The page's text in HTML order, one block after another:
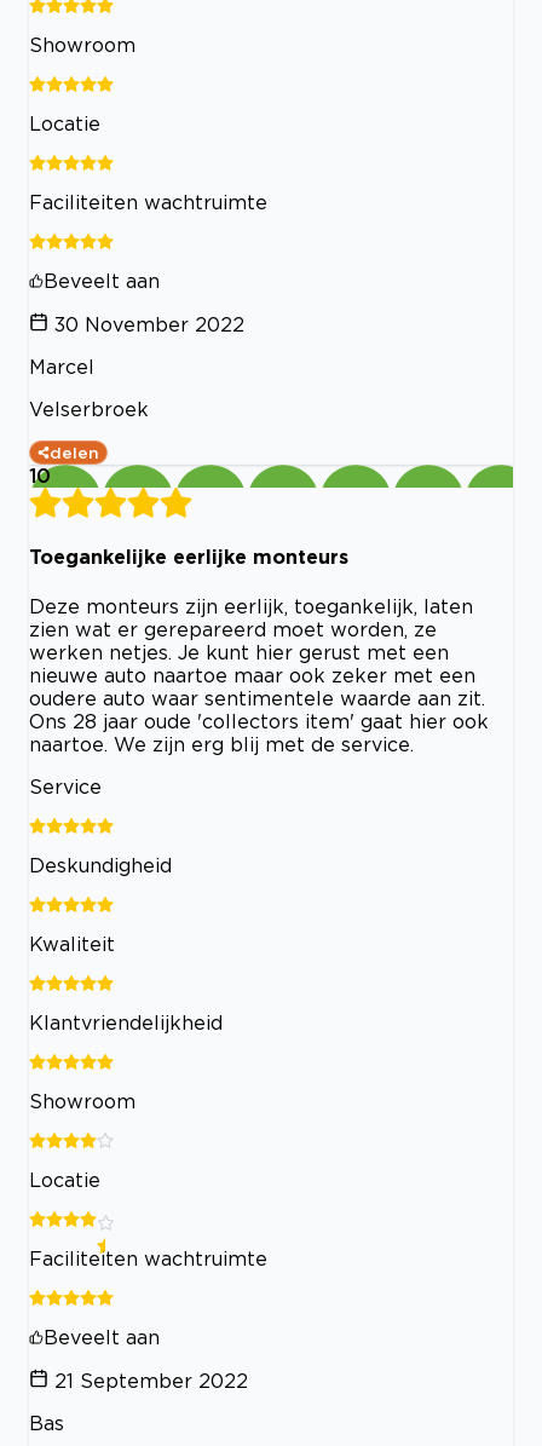
Showroom
Locatie
Faciliteiten wachtruimte
Beveelt aan
30 November 2022
Marcel
Velserbroek
delen
10
Toegankelijke eerlijke monteurs
Deze monteurs zijn eerlijk, toegankelijk, laten
zien wat er gerepareerd moet worden, ze
werken netjes. Je kunt hier gerust met een
nieuwe auto naartoe maar ook zeker met een
oudere auto waar sentimentele waarde aan zit.
Ons 28 jaar oude 'collectors item' gaat hier ook
naartoe. We zijn erg blij met de service.
Service
Deskundigheid
Kwaliteit
Klantvriendelijkheid
Showroom
Locatie
Faciliteiten wachtruimte
Beveelt aan
21 September 2022
Bas